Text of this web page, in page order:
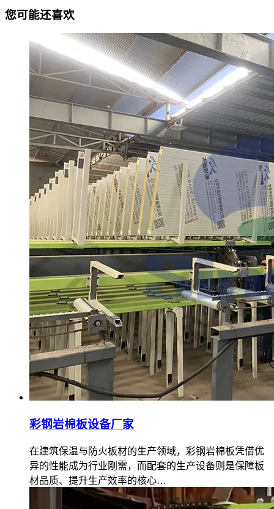
您可能还喜欢
彩钢岩棉板设备厂家
在建筑保温与防火板材的生产领域，彩钢岩棉板凭借优
异的性能成为行业刚需，而配套的生产设备则是保障板
材品质、提升生产效率的核心…